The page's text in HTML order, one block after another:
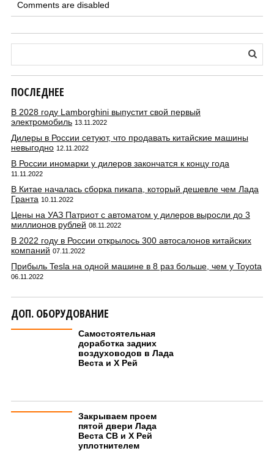
Comments are disabled
ПОСЛЕДНЕЕ
В 2028 году Lamborghini выпустит свой первый
электромобиль 13.11.2022
Дилеры в России сетуют, что продавать китайские машины
невыгодно 12.11.2022
В России иномарки у дилеров закончатся к концу года
11.11.2022
В Китае началась сборка пикапа, который дешевле чем Лада
Гранта 10.11.2022
Цены на УАЗ Патриот с автоматом у дилеров выросли до 3
миллионов рублей 08.11.2022
В 2022 году в России открылось 300 автосалонов китайских
компаний 07.11.2022
Прибыль Tesla на одной машине в 8 раз больше, чем у Toyota
06.11.2022
ДОП. ОБОРУДОВАНИЕ
Самостоятельная
доработка задних
воздуховодов в Лада
Веста и Х Рей
Закрываем проем
пятой двери Лада
Веста СВ и Х Рей
уплотнителем